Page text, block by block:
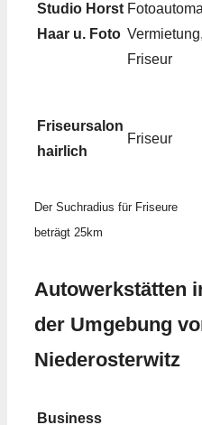
Studio Horst
Haar u. Foto Vermietung,
Friseur
Friseursalon
hairlich
Friseur
Der Suchradius für Friseure
beträgt 25km
Autowerkstätten
der Umgebung
Niederosterwitz
Business